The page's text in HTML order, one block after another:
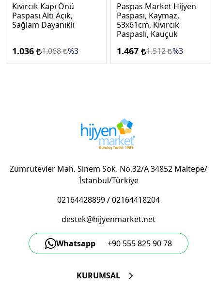
Kıvırcık Kapı Önü
Paspası Altı Açık,
Sağlam Dayanıklı
1.036 1.068 %3
Paspas Market Hijyen
Paspası, Kaymaz,
53x61cm, Kıvırcık
Paspaslı, Kauçuk
1.467 1.512 %3
Zümrütevler Mah. Sinem Sok. No.32/A 34852 Maltepe/
İstanbul/Türkiye
02164428899/02164418204
destek@hijyenmarket.net
Whatsapp +90 555 825 90 78
KURUMSAL